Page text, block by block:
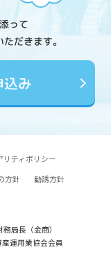
って
だきます。
み
リティポリシー
方針
勧誘方針
局長（金商）
運用業協会会員